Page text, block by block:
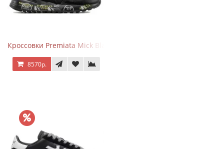
Кроссовки Premiata Mick Black
8570р.